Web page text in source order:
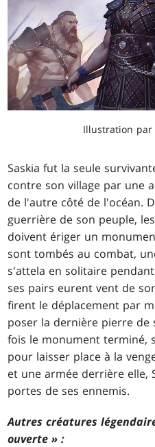
Illustration par
Saskia fut la seule
contre son village par une
de l'autre côté de l'océan.
guerrière de son peuple,
doivent ériger un
sont tombés au combat,
s'attela en solitaire
ses pairs eurent vent de
firent le déplacement par
poser la dernière pierre de
fois le monument terminé,
pour laisser place à la
et une armée derrière elle,
portes de ses ennemis.
Autres créatures
ouverte » :